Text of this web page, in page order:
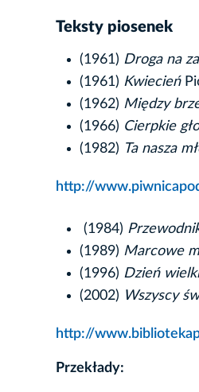
Teksty piosenek
(1961) Droga na
(1961) Kwiecień
(1962) Między
(1966) Cierpkie
(1982) Ta nasza
http://
(1984)
(1989) Marcowe
(1996) Dzień
(2002) Wszyscy
http://
Przekłady: